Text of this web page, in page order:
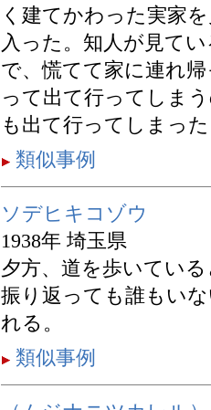
く建てかわった実家
入った。知人が見て
で、慌てて家に連れ
って出て行ってしま
も出て行ってしまっ
類似事例
ソデヒキコゾウ
1938年 埼玉県
夕方、道を歩いてい
振り返っても誰もい
れる。
類似事例